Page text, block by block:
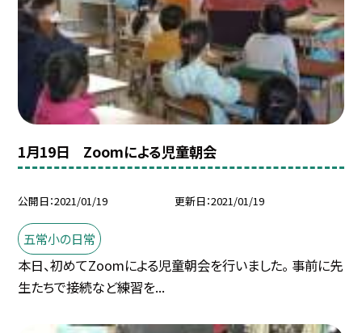
1月19日 Zoomによる児童朝会
公開日 2021/01/19 更新日 2021/01/19
五常小の日常
本日、初めてZoomによる児童朝会を行いました。 事前に先
生たちで接続など練習を...